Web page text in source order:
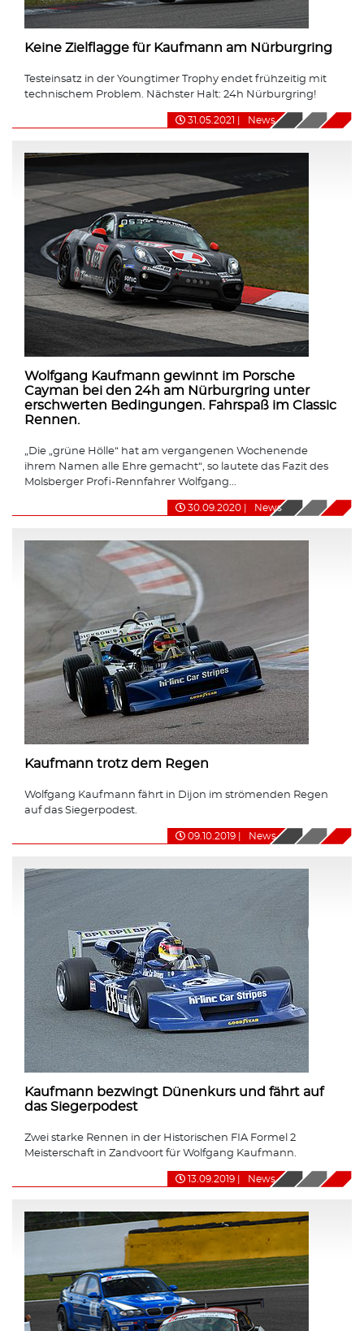
Keine Zielflagge für Kaufmann am Nürburgring
Testeinsatz in der Youngtimer Trophy endet frühzeitig mit
technischem Problem. Nächster Halt: 24h Nürburgring!
31.05.2021 News
Wolfgang Kaufmann gewinnt im Porsche
Cayman bei den 24h am Nürburgring unter
erschwerten Bedingungen. Fahrspaß im Classic
Rennen.
„Die „grüne Hölle“ hat am vergangenen Wochenende
ihrem Namen alle Ehre gemacht“, so lautete das Fazit des
Molsberger Profi-Rennfahrer Wolfgang...
30.09.2020 News
Kaufmann trotz dem Regen
Wolfgang Kaufmann fährt in Dijon im strömenden Regen
auf das Siegerpodest.
09.10.2019 News
Kaufmann bezwingt Dünenkurs und fährt auf
das Siegerpodest
Zwei starke Rennen in der Historischen FIA Formel 2
Meisterschaft in Zandvoort für Wolfgang Kaufmann.
13.09.2019 News